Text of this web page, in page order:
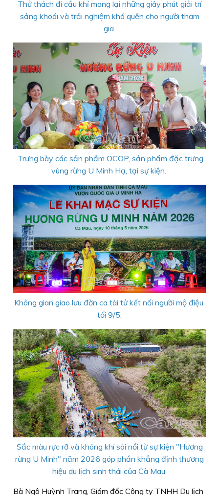
Thử thách đi cầu khỉ mang lại những giây phút giải trí
sảng khoái và trải nghiệm khó quên cho người tham
gia.
Trưng bày các sản phẩm OCOP, sản phẩm đặc trưng
vùng rừng U Minh Hạ, tại sự kiện.
Không gian giao lưu đờn ca tài tử kết nối người mộ điệu,
tối 9/5.
Sắc màu rực rỡ và không khí sôi nổi từ sự kiện "Hương
rừng U Minh" năm 2026 góp phần khẳng định thương
hiệu du lịch sinh thái của Cà Mau.
Bà Ngô Huỳnh Trang, Giám đốc Công ty TNHH Du lịch